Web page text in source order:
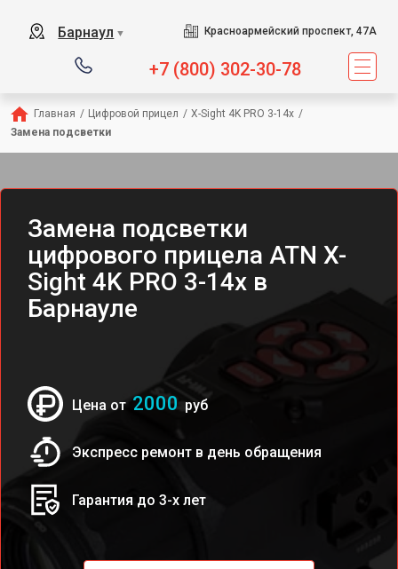
Барнаул ▼ Красноармейский проспект, 47А
+7 (800) 302-30-78
Главная / Цифровой прицел / X-Sight 4K PRO 3-14x /
Замена подсветки
Замена подсветки
цифрового прицела ATN X-
Sight 4K PRO 3-14x в
Барнауле
Цена от 2000 руб
Экспресс ремонт в день обращения
Гарантия до 3-х лет